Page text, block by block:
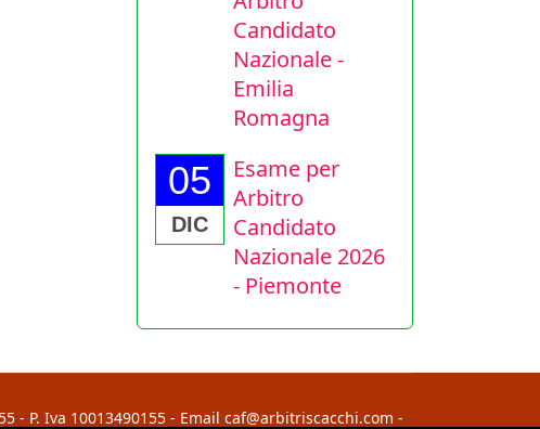
Candidato
Nazionale -
Emilia
Romagna
05
DIC
Esame per
Arbitro
Candidato
Nazionale 2026
- Piemonte
- P. Iva 10013490155 - Email caf@arbitriscacchi.com -